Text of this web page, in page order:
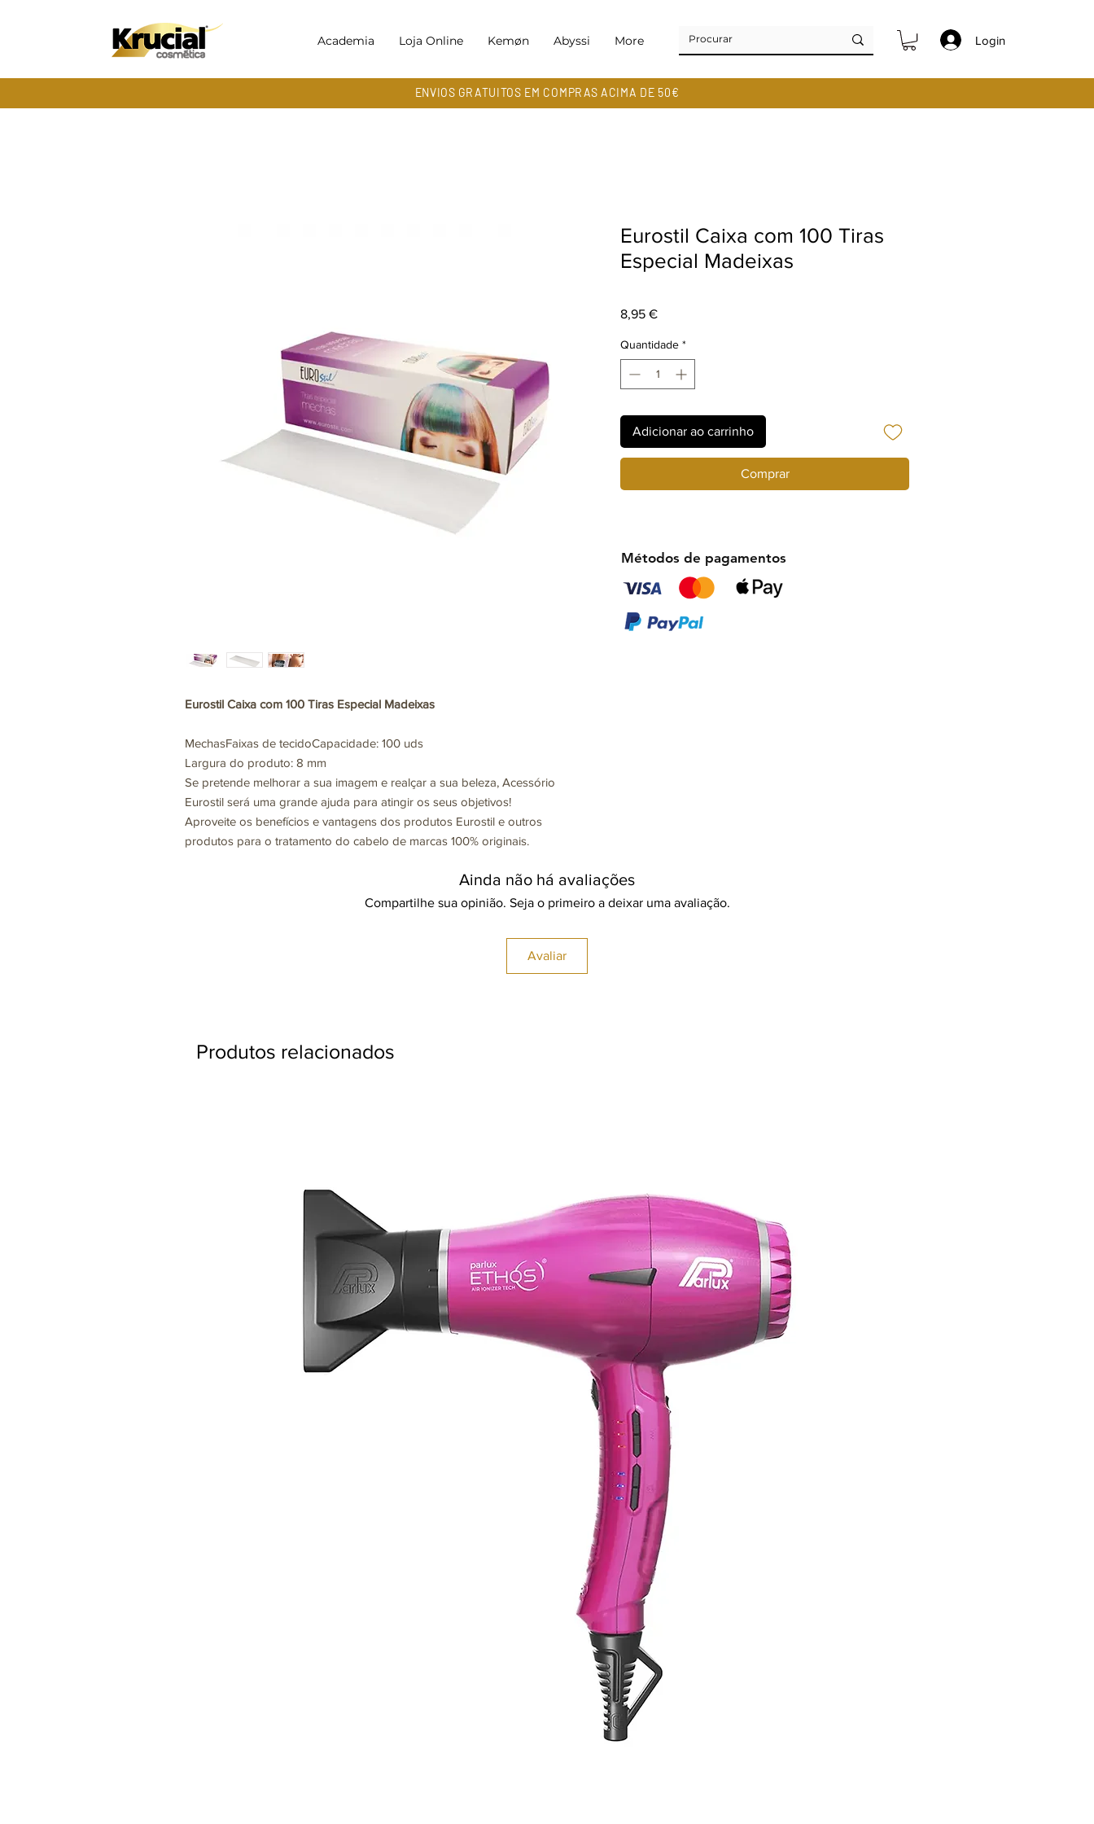
Academia Loja Online Kemøn Abyssi More Login
ENVIOS GRATUITOS EM COMPRAS ACIMA DE 50€
Eurostil Caixa com 100 Tiras Especial Madeixas
MechasFaixas de tecidoCapacidade: 100 uds
Largura do produto: 8 mm
Se pretende melhorar a sua imagem e realçar a sua beleza, Acessório
Eurostil será uma grande ajuda para atingir os seus objetivos!
Aproveite os benefícios e vantagens dos produtos Eurostil e outros
produtos para o tratamento do cabelo de marcas 100% originais.
Eurostil Caixa com 100 Tiras
Especial Madeixas
8,95 €Preço
Quantidade *
Adicionar ao carrinho
Comprar
Ainda não há avaliações
Compartilhe sua opinião. Seja o primeiro a deixar uma avaliação.
Avaliar
Métodos de pagamentos
Produtos relacionados